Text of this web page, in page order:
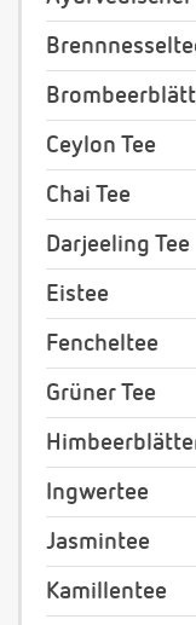
Ceylon Tee
Chai Tee
Darjeeling Tee
Eistee
Fencheltee
Grüner Tee
Ingwertee
Jasmintee
Kamillentee